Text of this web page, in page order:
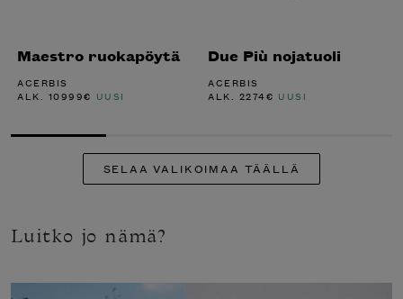
Maestro ruokapöytä
ACERBIS
ALK. 10999€ UUSI
Due Più nojatuoli
ACERBIS
ALK. 2274€ UUSI
SELAA VALIKOIMAA TÄÄLLÄ
Luitko jo nämä?